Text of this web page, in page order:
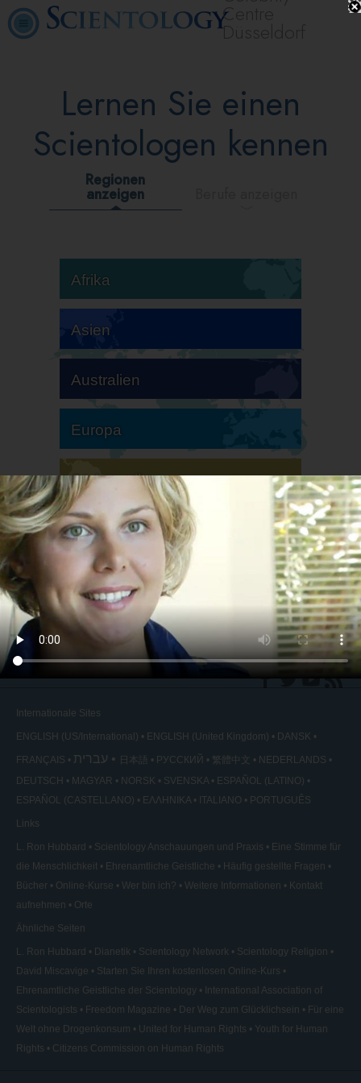
Centre
Düsseldorf
Lernen Sie einen
Scientologen kennen
Regionen
anzeigen
Afrika
Asien
Australien
Europa
Südamerika
Nordamerika
Internationale Sites
ENGLISH (US/International) ENGLISH (United Kingdom) DANSK
FRANÇAIS עברית 日本語 РУССКИЙ 繁體中文
NEDERLANDS
DEUTSCH
MAGYAR NORSK SVENSKA
ESPAÑOL (LATINO)
ESPAÑOL (CASTELLANO)
ΕΛΛΗΝΙΚA ITALIANO PORTUGUÊS
Links
L. Ron Hubbard Scientology Anschauungen und Praxis
Eine Stimme für
die Menschlichkeit
Ehrenamtliche Geistliche
Häufig gestellte Fragen
Bücher
Online-Kurse Wer bin ich? Weitere Informationen
Kontakt
aufnehmen
Orte
Ähnliche Seiten
L. Ron Hubbard Dianetik Scientology Network
Scientology Religion
David Miscavige
Starten Sie Ihren kostenlosen Online-Kurs
Ehrenamtliche Geistliche der Scientology
International Association of
Scientologists
Freedom Magazine Der Weg zum Glücklichsein
Für eine
Welt ohne Drogenkonsum
United for Human Rights
Youth for Human
Rights
Citizens Commission on Human Rights